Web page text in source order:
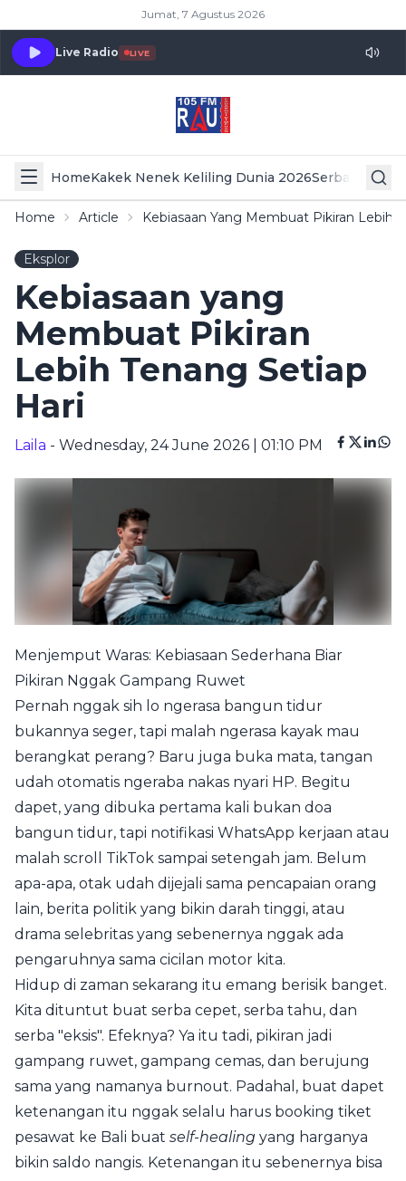
Jumat, 7 Agustus 2026
Live Radio LIVE
HomeKakek Nenek Keliling Dunia 2026Serba Serbi
Home Article Kebiasaan Yang Membuat Pikiran Lebih
Eksplor
Kebiasaan yang
Membuat Pikiran
Lebih Tenang Setiap
Hari
Laila - Wednesday, 24 June 2026 | 01:10 PM
Menjemput Waras: Kebiasaan Sederhana Biar
Pikiran Nggak Gampang Ruwet
Pernah nggak sih lo ngerasa bangun tidur
bukannya seger, tapi malah ngerasa kayak mau
berangkat perang? Baru juga buka mata, tangan
udah otomatis ngeraba nakas nyari HP. Begitu
dapet, yang dibuka pertama kali bukan doa
bangun tidur, tapi notifikasi WhatsApp kerjaan atau
malah scroll TikTok sampai setengah jam. Belum
apa-apa, otak udah dijejali sama pencapaian orang
lain, berita politik yang bikin darah tinggi, atau
drama selebritas yang sebenernya nggak ada
pengaruhnya sama cicilan motor kita.
Hidup di zaman sekarang itu emang berisik banget.
Kita dituntut buat serba cepet, serba tahu, dan
serba "eksis". Efeknya? Ya itu tadi, pikiran jadi
gampang ruwet, gampang cemas, dan berujung
sama yang namanya burnout. Padahal, buat dapet
ketenangan itu nggak selalu harus booking tiket
pesawat ke Bali buat self-healing yang harganya
bikin saldo nangis. Ketenangan itu sebenernya bisa